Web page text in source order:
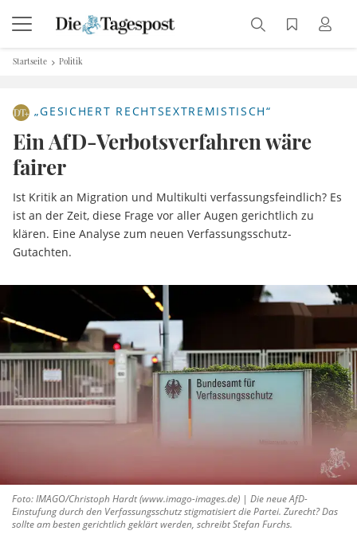
Startseite Politik
„GESICHERT RECHTSEXTREMISTISCH“
Ein AfD-Verbotsverfahren wäre
fairer
Ist Kritik an Migration und Multikulti verfassungsfeindlich? Es
ist an der Zeit, diese Frage vor aller Augen gerichtlich zu
klären. Eine Analyse zum neuen Verfassungsschutz-
Gutachten.
Foto: IMAGO/Christoph Hardt (www.imago-images.de) | Die neue AfD-
Einstufung durch den Verfassungsschutz stigmatisiert die Partei. Zurecht? Das
sollte am besten gerichtlich geklärt werden, schreibt Stefan Furchs.